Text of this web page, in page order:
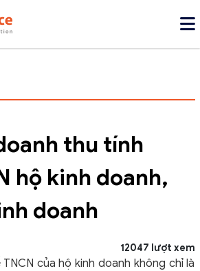
thu tính
hộ kinh doanh,
doanh
12047 lượt xem
của hộ kinh doanh không chỉ là